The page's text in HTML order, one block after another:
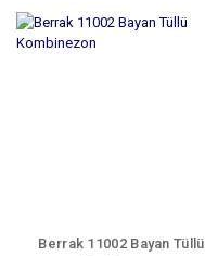
Berrak 11002 Bayan Tüllü